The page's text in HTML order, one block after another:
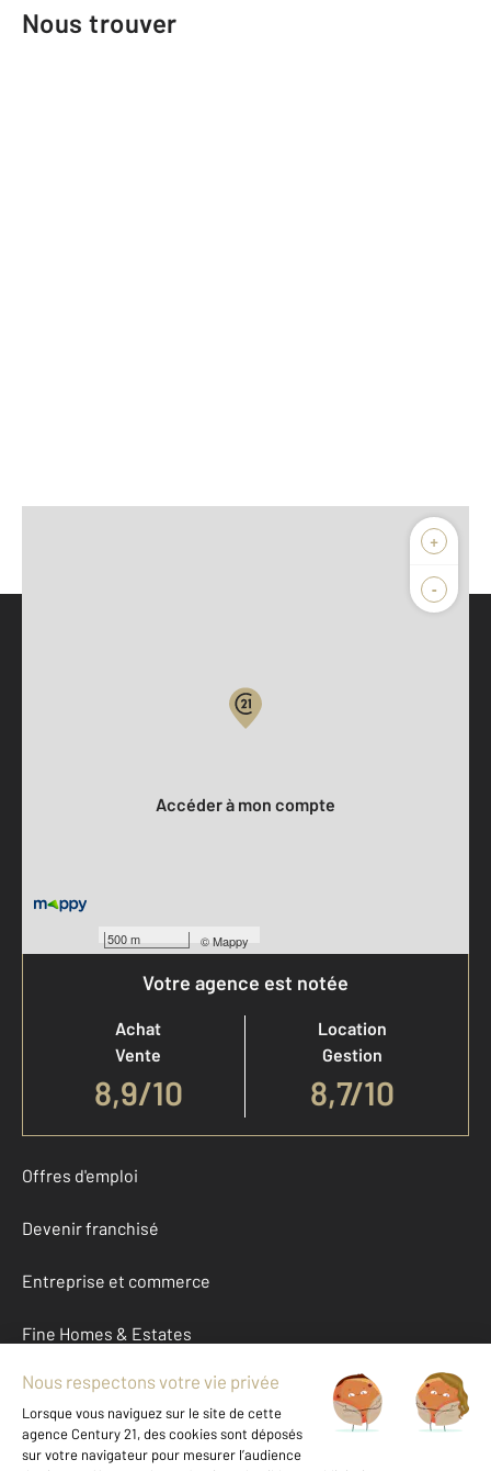
Nous trouver
+
-
500 m ©Mappy
Accéder à mon compte
Votre agence est notée
Achat
Vente
8,9/10
Location
Gestion
8,7/10
Offres d'emploi
Devenir franchisé
Entreprise et commerce
Fine Homes & Estates
À propos
International